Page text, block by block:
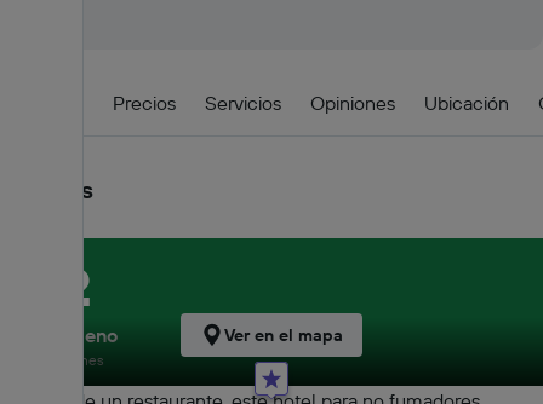
Precios Servicios Opiniones Ubicación
Detalles
8,2
Muy bueno
134 opiniones
Ver en el mapa